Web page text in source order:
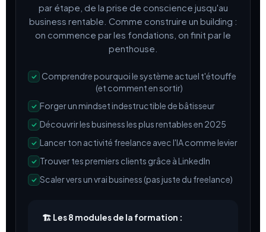
par étape, de la prise de conscience jusqu'au
business rentable. Comme construire un building :
on commence par les fondations, on finit par le
penthouse.
Comprendre pourquoi le système actuel t'étouffe
(et comment en sortir)
Forger un mindset indestructible de bâtisseur
Découvrir les business les plus rentables en 2025
Lancer ton activité freelance avec l'IA comme levier
Trouver tes premiers clients grâce à LinkedIn
Scaler vers un vrai business (pas juste du freelance)
🏗️ Les 8 modules de la formation :